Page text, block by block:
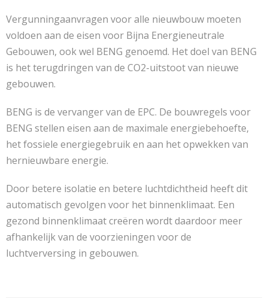
Vergunningaanvragen voor alle nieuwbouw moeten
voldoen aan de eisen voor Bijna Energieneutrale
Gebouwen, ook wel BENG genoemd. Het doel van BENG
is het terugdringen van de CO2-uitstoot van nieuwe
gebouwen.
BENG is de vervanger van de EPC. De bouwregels voor
BENG stellen eisen aan de maximale energiebehoefte,
het fossiele energiegebruik en aan het opwekken van
hernieuwbare energie.
Door betere isolatie en betere luchtdichtheid heeft dit
automatisch gevolgen voor het binnenklimaat. Een
gezond binnenklimaat creëren wordt daardoor meer
afhankelijk van de voorzieningen voor de
luchtverversing in gebouwen.